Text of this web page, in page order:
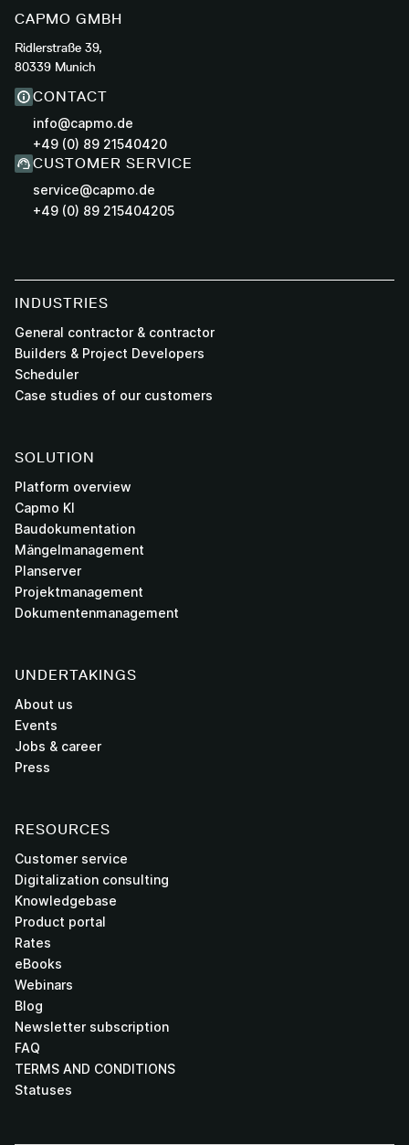
CAPMO GMBH
Ridlerstraße 39,
80339 Munich
CONTACT
info@capmo.de
+49 (0) 89 21540420
CUSTOMER SERVICE
service@capmo.de
+49 (0) 89 215404205
INDUSTRIES
General contractor & contractor
Builders & Project Developers
Scheduler
Case studies of our customers
SOLUTION
Platform overview
Capmo KI
Baudokumentation
Mängelmanagement
Planserver
Projektmanagement
Dokumentenmanagement
UNDERTAKINGS
About us
Events
Jobs & career
Press
RESOURCES
Customer service
Digitalization consulting
Knowledgebase
Product portal
Rates
eBooks
Webinars
Blog
Newsletter subscription
FAQ
TERMS AND CONDITIONS
Statuses